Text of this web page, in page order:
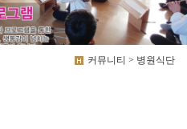
커뮤니티 > 병원식단